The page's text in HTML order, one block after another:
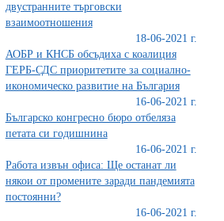
двустранните търговски
взаимоотношения
18-06-2021 г.
АОБР и КНСБ обсъдиха с коалиция
ГЕРБ-СДС приоритетите за социално-
икономическо развитие на България
16-06-2021 г.
Българско конгресно бюро отбеляза
петата си годишнина
16-06-2021 г.
Работа извън офиса: Ще останат ли
някои от промените заради пандемията
постоянни?
16-06-2021 г.